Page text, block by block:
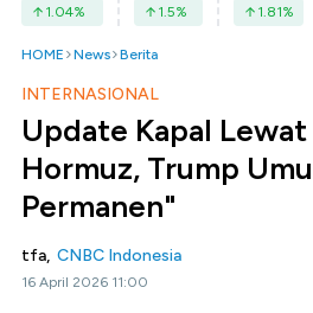
1.04% 1.5% 1.81%
HOME News Berita
INTERNASIONAL
Update Kapal
Hormuz, Trump
Permanen"
tfa, CNBC Indonesia
16 April 2026 11:00